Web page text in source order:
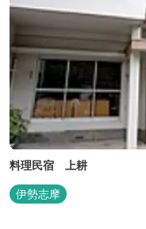
料理民宿 上耕
伊勢志摩